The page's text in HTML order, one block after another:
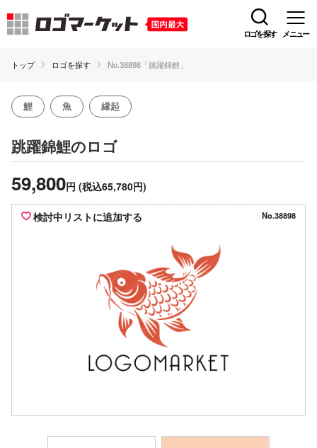
ロゴを探す メニュー
トップ ロゴを探す No.38898「跳躍錦鯉」
鯉 魚 縁起
跳躍錦鯉のロゴ
59,800円 (税込65,780円)
検討中リストに追加する No.38898